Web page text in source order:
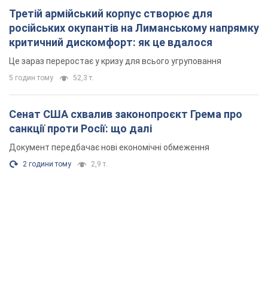
Третій армійський корпус створює для
російських окупантів на Лиманському напрямку
критичний дискомфорт: як це вдалося
Це зараз переростає у кризу для всього угруповання
5 годин тому 52,3 т.
Сенат США схвалив законопроєкт Грема про
санкції проти Росії: що далі
Документ передбачає нові економічні обмеження
2 години тому 2,9 т.